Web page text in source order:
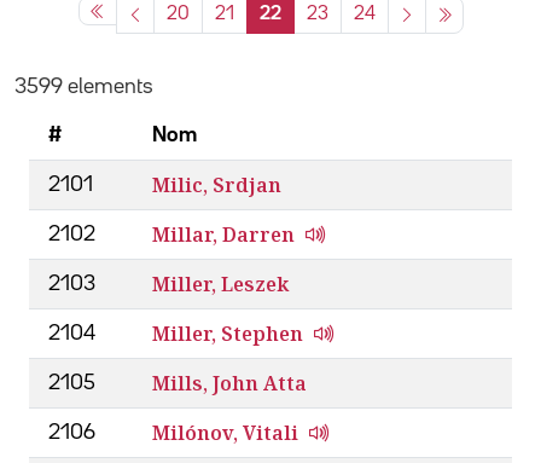
20 21 22 23 24
3599 elements
# Nom
2101 Milic, Srdjan
2102 Millar, Darren
2103 Miller, Leszek
2104 Miller, Stephen
2105 Mills, John Atta
2106 Milónov, Vitali